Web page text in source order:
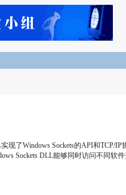
了Windows Sockets的API和TCP/
Sockets DLL能够同时访问不同软